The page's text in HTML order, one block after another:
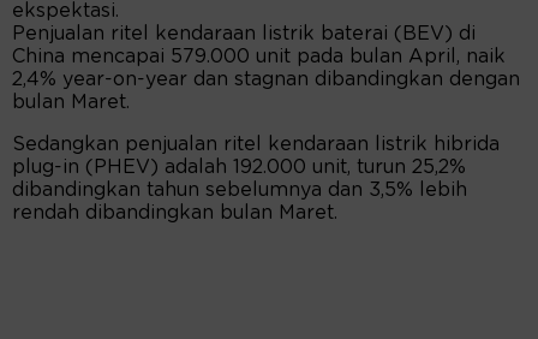
ekspektasi.
Penjualan ritel kendaraan listrik baterai (BEV) di
China mencapai 579.000 unit pada bulan April, naik
2,4% year-on-year dan stagnan dibandingkan dengan
bulan Maret.
Sedangkan penjualan ritel kendaraan listrik hibrida
plug-in (PHEV) adalah 192.000 unit, turun 25,2%
dibandingkan tahun sebelumnya dan 3,5% lebih
rendah dibandingkan bulan Maret.